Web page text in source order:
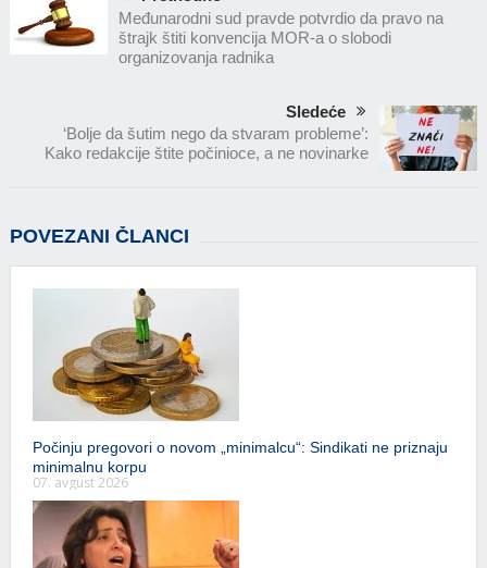
Međunarodni sud pravde potvrdio da pravo na
štrajk štiti konvencija MOR-a o slobodi
organizovanja radnika
Sledeće
‘Bolje da šutim nego da stvaram probleme’:
Kako redakcije štite počinioce, a ne novinarke
POVEZANI ČLANCI
Počinju pregovori o novom „minimalcu“: Sindikati ne priznaju
minimalnu korpu
07. avgust 2026